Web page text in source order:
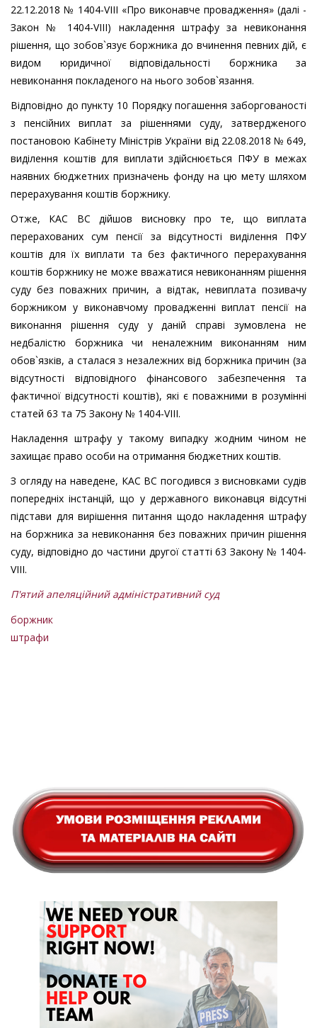
22.12.2018 № 1404-VIII «Про виконавче провадження» (далі -
Закон № 1404-VIII) накладення штрафу за невиконання
рішення, що зобов`язує боржника до вчинення певних дій, є
видом юридичної відповідальності боржника за
невиконання покладеного на нього зобов`язання.
Відповідно до пункту 10 Порядку погашення заборгованості
з пенсійних виплат за рішеннями суду, затвердженого
постановою Кабінету Міністрів України від 22.08.2018 № 649,
виділення коштів для виплати здійснюється ПФУ в межах
наявних бюджетних призначень фонду на цю мету шляхом
перерахування коштів боржнику.
Отже, КАС ВС дійшов висновку про те, що виплата
перерахованих сум пенсії за відсутності виділення ПФУ
коштів для їх виплати та без фактичного перерахування
коштів боржнику не може вважатися невиконанням рішення
суду без поважних причин, а відтак, невиплата позивачу
боржником у виконавчому провадженні виплат пенсії на
виконання рішення суду у даній справі зумовлена не
недбалістю боржника чи неналежним виконанням ним
обов`язків, а сталася з незалежних від боржника причин (за
відсутності відповідного фінансового забезпечення та
фактичної відсутності коштів), які є поважними в розумінні
статей 63 та 75 Закону № 1404-VIII.
Накладення штрафу у такому випадку жодним чином не
захищає право особи на отримання бюджетних коштів.
З огляду на наведене, КАС ВС погодився з висновками судів
попередніх інстанцій, що у державного виконавця відсутні
підстави для вирішення питання щодо накладення штрафу
на боржника за невиконання без поважних причин рішення
суду, відповідно до частини другої статті 63 Закону № 1404-
VIII.
П'ятий апеляційний адміністративний суд
боржник
штрафи